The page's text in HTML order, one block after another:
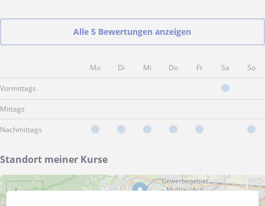
Alle 5 Bewertungen anzeigen
Mo Di Mi Do Fr Sa So
Vormittags
Mittags
Nachmittags
Standort meiner Kurse
+ −